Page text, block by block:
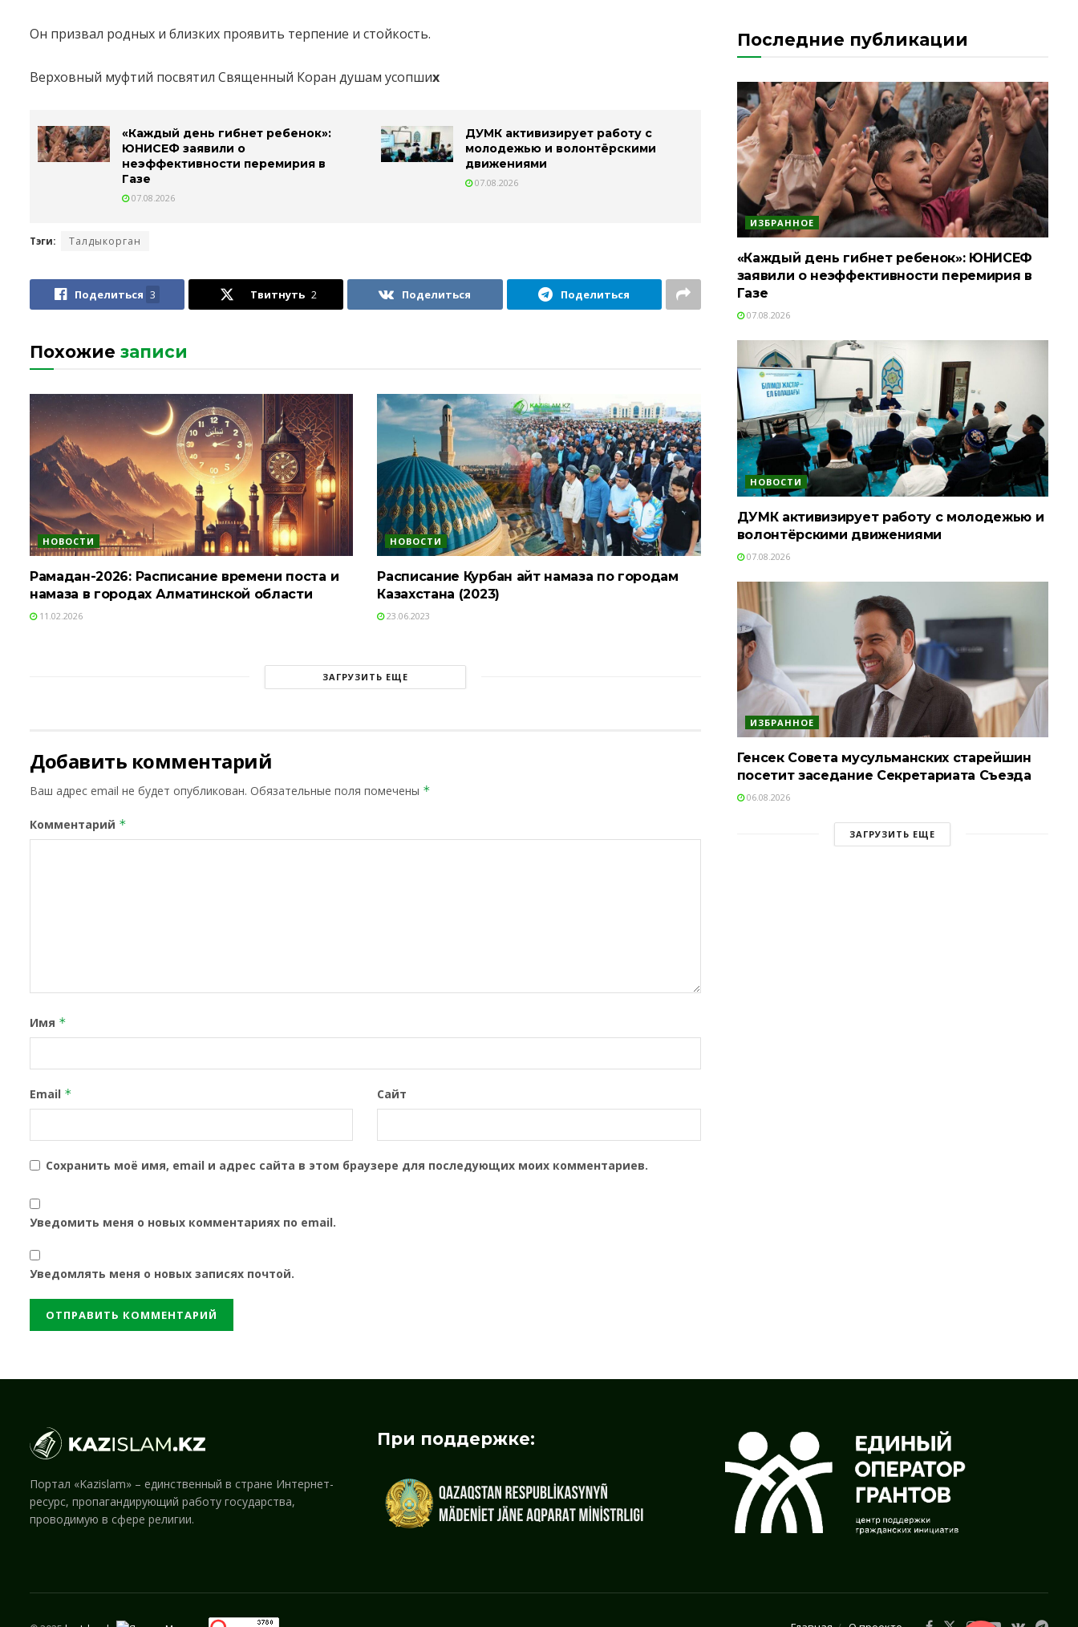
Он призвал родных и близких проявить терпение и стойкость.
Верховный муфтий посвятил Священный Коран душам усопших
«Каждый день гибнет ребенок»:
ЮНИСЕФ заявили о
неэффективности перемирия в
Газе
07.08.2026
ДУМК активизирует работу с
молодежью и волонтёрскими
движениями
07.08.2026
Тэги: Талдыкорган
Поделиться 3 Твитнуть 2 Поделиться Поделиться
Похожие записи
НОВОСТИ
Рамадан-2026: Расписание времени поста и
намаза в городах Алматинской области
11.02.2026
НОВОСТИ
Расписание Курбан айт намаза по городам
Казахстана (2023)
23.06.2023
ЗАГРУЗИТЬ ЕЩЕ
Добавить комментарий
Ваш адрес email не будет опубликован. Обязательные поля помечены *
Комментарий *
Имя *
Email * Сайт
Сохранить моё имя, email и адрес сайта в этом браузере для последующих моих комментариев.
Уведомить меня о новых комментариях по email.
Уведомлять меня о новых записях почтой.
Последние публикации
ИЗБРАННОЕ
«Каждый день гибнет ребенок»: ЮНИСЕФ
заявили о неэффективности перемирия в
Газе
07.08.2026
НОВОСТИ
ДУМК активизирует работу с молодежью и
волонтёрскими движениями
07.08.2026
ИЗБРАННОЕ
Генсек Совета мусульманских старейшин
посетит заседание Секретариата Съезда
06.08.2026
ЗАГРУЗИТЬ ЕЩЕ
Портал «Kazislam» – единственный в стране Интернет-
ресурс, пропагандирующий работу государства,
проводимую в сфере религии.
При поддержке: